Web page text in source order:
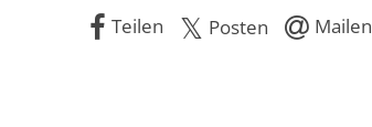
Teilen Posten Mailen